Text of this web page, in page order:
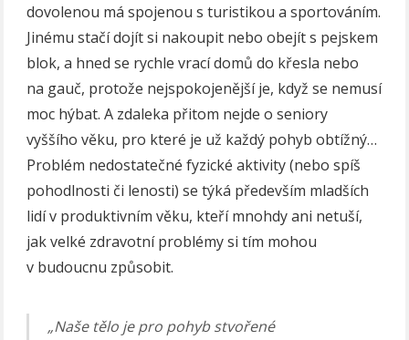
dovolenou má spojenou s turistikou a sportováním.
Jinému stačí dojít si nakoupit nebo obejít s pejskem
blok, a hned se rychle vrací domů do křesla nebo
na gauč, protože nejspokojenější je, když se nemusí
moc hýbat. A zdaleka přitom nejde o seniory
vyššího věku, pro které je už každý pohyb obtížný…
Problém nedostatečné fyzické aktivity (nebo spíš
pohodlnosti či lenosti) se týká především mladších
lidí v produktivním věku, kteří mnohdy ani netuší,
jak velké zdravotní problémy si tím mohou
v budoucnu způsobit.
„Naše tělo je pro pohyb stvořené